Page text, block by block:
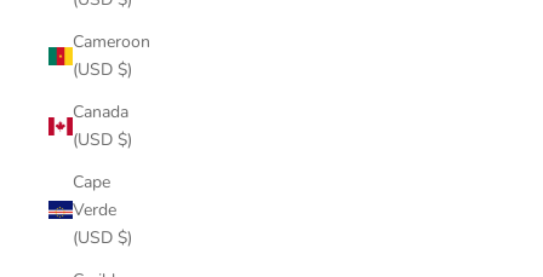
Cameroon
(USD $)
Canada
(USD $)
Cape
Verde
(USD $)